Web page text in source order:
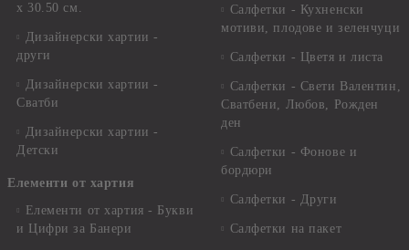
x 30.50 см.
Дизайнерски хартии -
други
Дизайнерски хартии -
Сватби
Дизайнерски хартии -
Детски
Елементи от хартия
Елементи от хартия - Букви
и Цифри за Банери
Салфетки - Кухненски
мотиви, плодове и зеленчуци
Салфетки - Цветя и листа
Салфетки - Свети Валентин,
Сватбени, Любов, Рожден
ден
Салфетки - Фонове и
бордюри
Салфетки - Други
Салфетки на пакет